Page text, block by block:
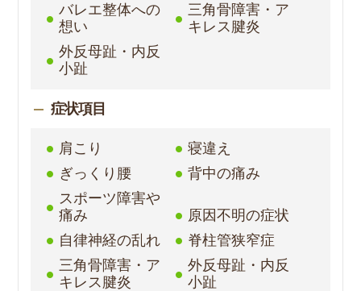
バレエ整体への
想い
三角骨障害・ア
キレス腱炎
外反母趾・内反
小趾
症状項目
肩こり
寝違え
ぎっくり腰
背中の痛み
スポーツ障害や
痛み
原因不明の症状
自律神経の乱れ
脊柱管狭窄症
三角骨障害・ア
キレス腱炎
外反母趾・内反
小趾